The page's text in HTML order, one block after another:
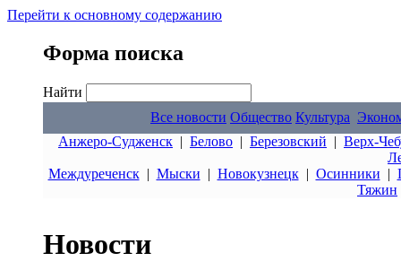
Перейти к основному содержанию
Форма поиска
Найти
Все новости Общество Культура
Анжеро-Судженск | Белово | Березовский | Верх-
Междуреченск| Мыски | Новокузнецк| Осинники |
Тяжин
Новости